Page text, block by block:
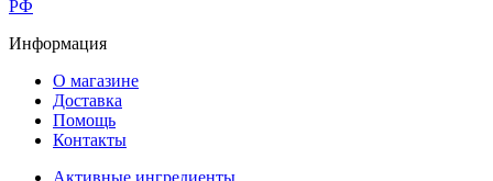
Информация
О магазине
Доставка
Помощь
Контакты